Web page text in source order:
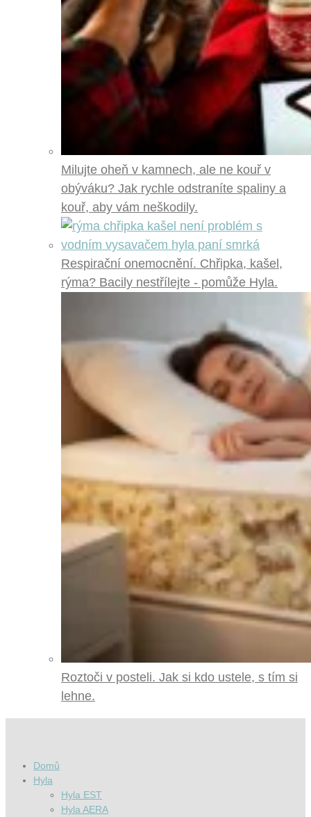
Milujte oheň v kamnech, ale ne kouř v
obýváku? Jak rychle odstraníte spaliny a
kouř, aby vám neškodily.
Respirační onemocnění. Chřipka, kašel,
rýma? Bacily nestřílejte - pomůže Hyla.
Roztoči v posteli. Jak si kdo ustele, s tím si
lehne.
Domů
Hyla
Hyla EST
Hyla AERA